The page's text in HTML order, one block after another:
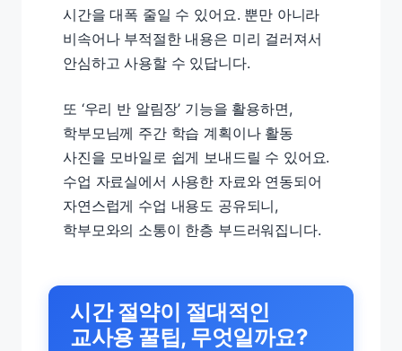
시간을 대폭 줄일 수 있어요. 뿐만 아니라
비속어나 부적절한 내용은 미리 걸러져서
안심하고 사용할 수 있답니다.
또 ‘우리 반 알림장’ 기능을 활용하면,
학부모님께 주간 학습 계획이나 활동
사진을 모바일로 쉽게 보내드릴 수 있어요.
수업 자료실에서 사용한 자료와 연동되어
자연스럽게 수업 내용도 공유되니,
학부모와의 소통이 한층 부드러워집니다.
시간 절약이 절대적인
교사용 꿀팁, 무엇일까요?